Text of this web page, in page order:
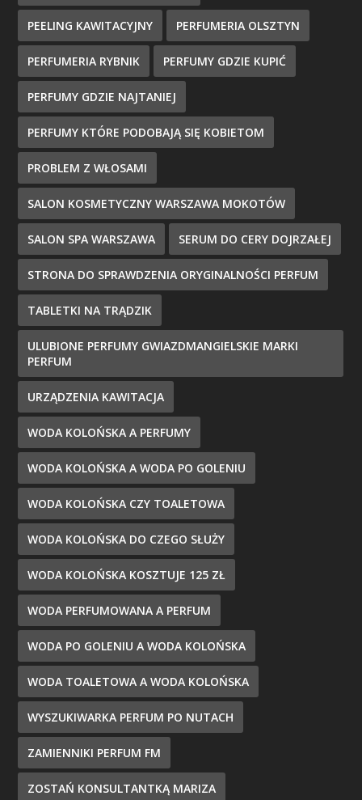
PEELING KAWITACYJNY PERFUMERIA OLSZTYN
PERFUMERIA RYBNIK PERFUMY GDZIE KUPIĆ
PERFUMY GDZIE NAJTANIEJ
PERFUMY KTÓRE PODOBAJĄ SIĘ KOBIETOM
PROBLEM Z WŁOSAMI
SALON KOSMETYCZNY WARSZAWA MOKOTÓW
SALON SPA WARSZAWA SERUM DO CERY DOJRZAŁEJ
STRONA DO SPRAWDZENIA ORYGINALNOŚCI PERFUM
TABLETKI NA TRĄDZIK
ULUBIONE PERFUMY GWIAZDMANGIELSKIE MARKI
PERFUM
URZĄDZENIA KAWITACJA
WODA KOLOŃSKA A PERFUMY
WODA KOLOŃSKA A WODA PO GOLENIU
WODA KOLOŃSKA CZY TOALETOWA
WODA KOLOŃSKA DO CZEGO SŁUŻY
WODA KOLOŃSKA KOSZTUJE 125 ZŁ
WODA PERFUMOWANA A PERFUM
WODA PO GOLENIU A WODA KOLOŃSKA
WODA TOALETOWA A WODA KOLOŃSKA
WYSZUKIWARKA PERFUM PO NUTACH
ZAMIENNIKI PERFUM FM
ZOSTAŃ KONSULTANTKĄ MARIZA